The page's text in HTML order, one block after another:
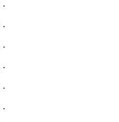
·
·
·
·
·
·